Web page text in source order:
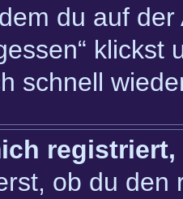
du auf
klickst
schnell
ob du den